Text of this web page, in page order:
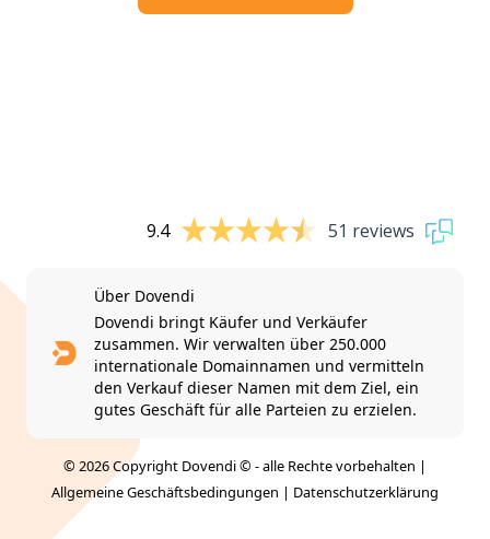
9.4 51 reviews
Über Dovendi
Dovendi bringt Käufer und Verkäufer
zusammen. Wir verwalten über 250.000
internationale Domainnamen und vermitteln
den Verkauf dieser Namen mit dem Ziel, ein
gutes Geschäft für alle Parteien zu erzielen.
© 2026 Copyright Dovendi © - alle Rechte vorbehalten |
Allgemeine Geschäftsbedingungen | Datenschutzerklärung